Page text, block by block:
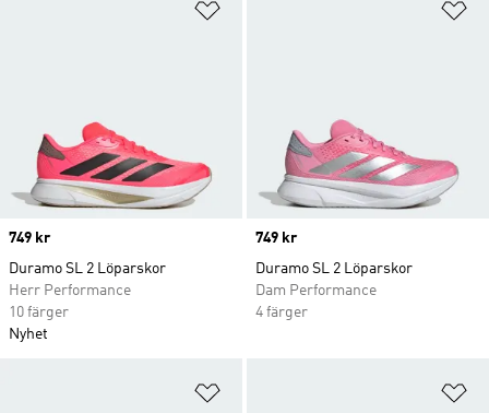
Price
749 kr
Duramo SL 2 Löparskor
Herr Performance
10 färger
Nyhet
Price
749 kr
Duramo SL 2 Löparskor
Dam Performance
4 färger